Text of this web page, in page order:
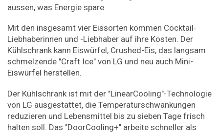
aussen, was Energie spare.
Mit den insgesamt vier Eissorten kommen Cocktail-
Liebhaberinnen und -Liebhaber auf ihre Kosten. Der
Kühlschrank kann Eiswürfel, Crushed-Eis, das langsam
schmelzende "Craft Ice" von LG und neu auch Mini-
Eiswürfel herstellen.
Der Kühlschrank ist mit der "LinearCooling"-Technologie
von LG ausgestattet, die Temperaturschwankungen
reduzieren und Lebensmittel bis zu sieben Tage frisch
halten soll. Das "DoorCooling+" arbeite schneller als